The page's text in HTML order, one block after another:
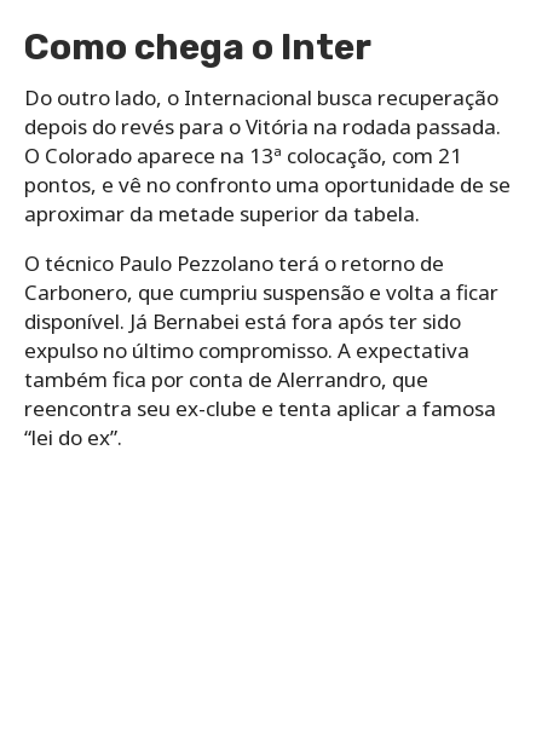
Como chega o Inter
Do outro lado, o Internacional busca recuperação
depois do revés para o Vitória na rodada passada.
O Colorado aparece na 13ª colocação, com 21
pontos, e vê no confronto uma oportunidade de se
aproximar da metade superior da tabela.
O técnico Paulo Pezzolano terá o retorno de
Carbonero, que cumpriu suspensão e volta a ficar
disponível. Já Bernabei está fora após ter sido
expulso no último compromisso. A expectativa
também fica por conta de Alerrandro, que
reencontra seu ex-clube e tenta aplicar a famosa
“lei do ex”.